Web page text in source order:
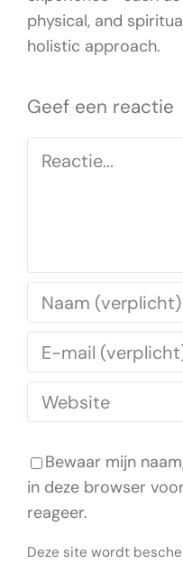
physical, and
holistic approach.
Geef een reactie
Reactie
Bewaar mijn
in deze browser
reageer.
Deze site wordt